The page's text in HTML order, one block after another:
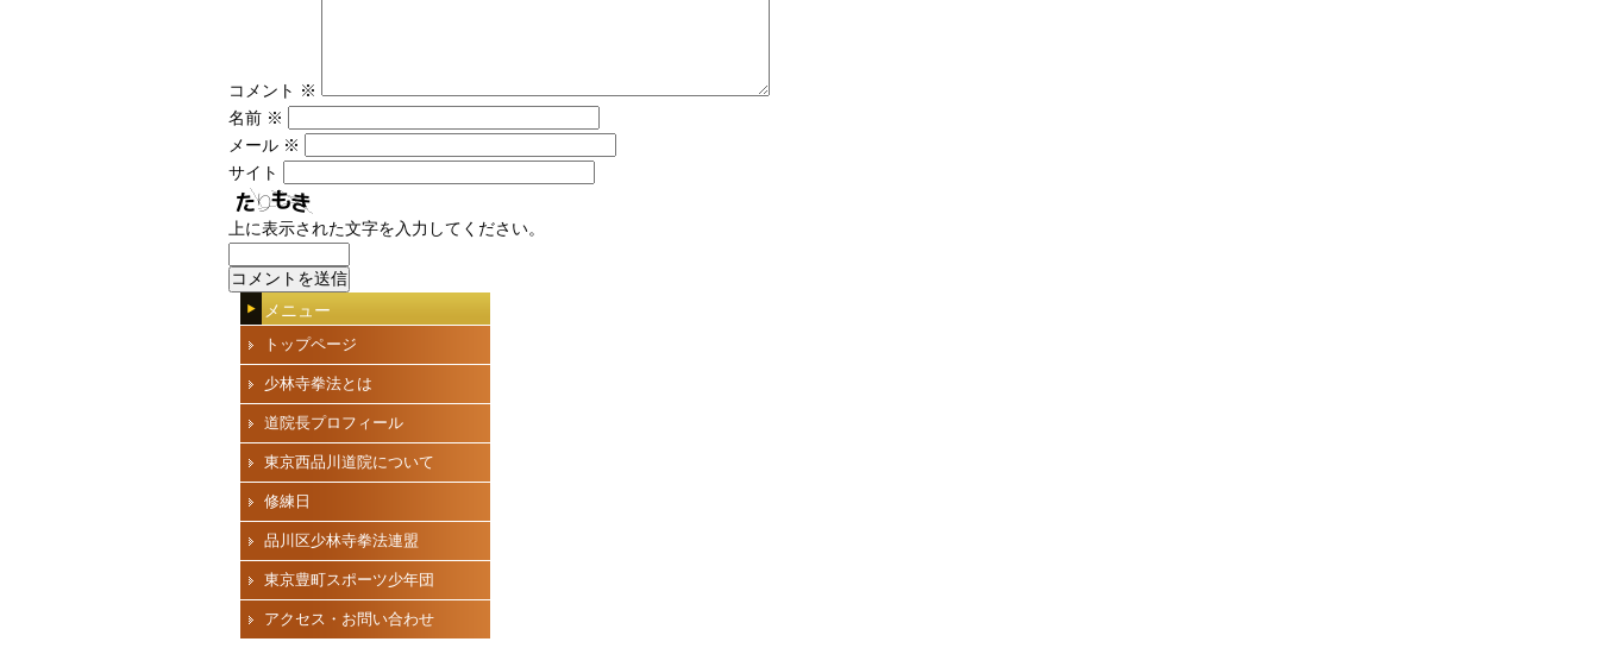
コメント ※
名前 ※
メール ※
サイト
上に表示された文字を入力してください。
メニュー
トップページ
少林寺拳法とは
道院長プロフィール
東京西品川道院について
修練日
品川区少林寺拳法連盟
東京豊町スポーツ少年団
アクセス・お問い合わせ